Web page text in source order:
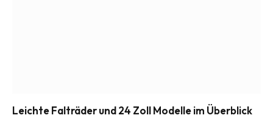
Leichte Falträder und 24 Zoll Modelle im Überblick